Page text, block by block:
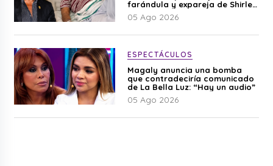
farándula y expareja de Shirley
Cherres
05 Ago 2026
ESPECTÁCULOS
Magaly anuncia una bomba
que contradeciría comunicado
de La Bella Luz: “Hay un audio”
05 Ago 2026